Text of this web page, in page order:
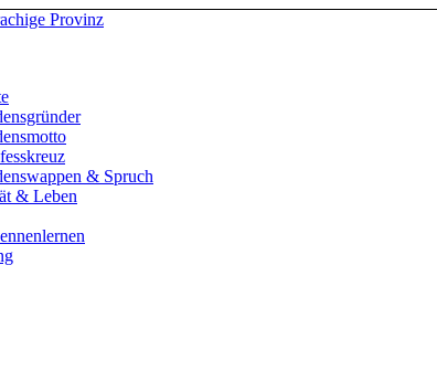
& Spruch
& Leben